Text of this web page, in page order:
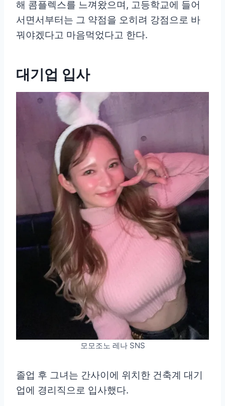
해 콤플렉스를 느껴왔으며, 고등학교에 들어
서면서부터는 그 약점을 오히려 강점으로 바
꿔야겠다고 마음먹었다고 한다.
대기업 입사
모모조노 레나 SNS
졸업 후 그녀는 간사이에 위치한 건축계 대기
업에 경리직으로 입사했다.